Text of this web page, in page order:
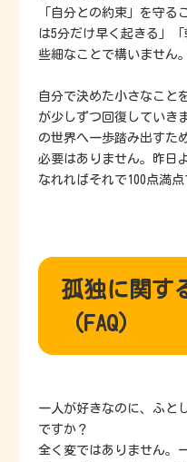
「自分との約束」を守る
は5分だけ早く起きる」
些細なことで構いません。
自分で決めた小さなこと
が少しずつ回復していき
の世界へ一歩踏み出すた
必要はありません。昨日
なれればそれで100点満点
孤独に関す
（FAQ）
一人が好きなのに、ふと
ですか？
全く変ではありません。